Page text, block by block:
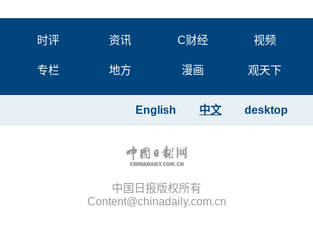
时评 资讯 C财经 视频
专栏 地方 漫画 观天下
desktop
中文
English
中国日报版权所有
Content@chinadaily.com.cn